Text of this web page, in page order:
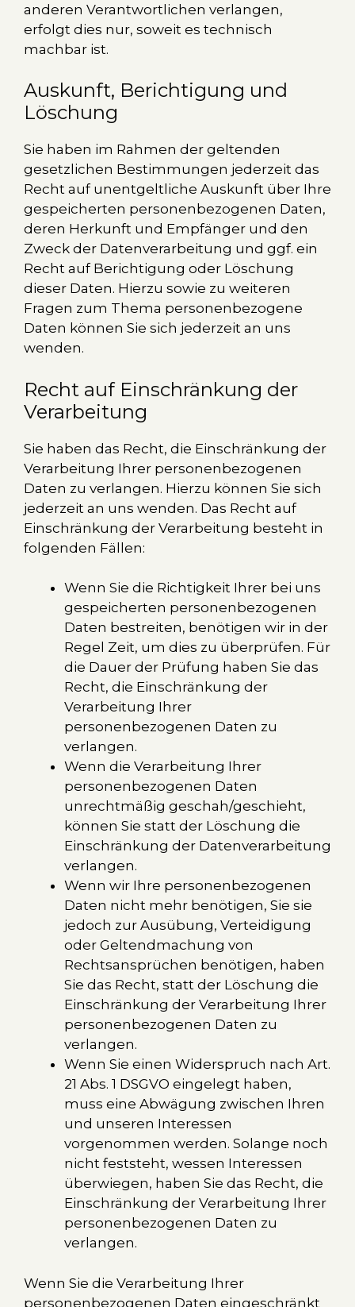
anderen Verantwortlichen verlangen,
erfolgt dies nur, soweit es technisch
machbar ist.
Auskunft, Berichtigung und
Löschung
Sie haben im Rahmen der geltenden
gesetzlichen Bestimmungen jederzeit das
Recht auf unentgeltliche Auskunft über Ihre
gespeicherten personenbezogenen Daten,
deren Herkunft und Empfänger und den
Zweck der Datenverarbeitung und ggf. ein
Recht auf Berichtigung oder Löschung
dieser Daten. Hierzu sowie zu weiteren
Fragen zum Thema personenbezogene
Daten können Sie sich jederzeit an uns
wenden.
Recht auf Einschränkung der
Verarbeitung
Sie haben das Recht, die Einschränkung der
Verarbeitung Ihrer personenbezogenen
Daten zu verlangen. Hierzu können Sie sich
jederzeit an uns wenden. Das Recht auf
Einschränkung der Verarbeitung besteht in
folgenden Fällen:
Wenn Sie die Richtigkeit Ihrer bei uns
gespeicherten personenbezogenen
Daten bestreiten, benötigen wir in der
Regel Zeit, um dies zu überprüfen. Für
die Dauer der Prüfung haben Sie das
Recht, die Einschränkung der
Verarbeitung Ihrer
personenbezogenen Daten zu
verlangen.
Wenn die Verarbeitung Ihrer
personenbezogenen Daten
unrechtmäßig geschah/geschieht,
können Sie statt der Löschung die
Einschränkung der Datenverarbeitung
verlangen.
Wenn wir Ihre personenbezogenen
Daten nicht mehr benötigen, Sie sie
jedoch zur Ausübung, Verteidigung
oder Geltendmachung von
Rechtsansprüchen benötigen, haben
Sie das Recht, statt der Löschung die
Einschränkung der Verarbeitung Ihrer
personenbezogenen Daten zu
verlangen.
Wenn Sie einen Widerspruch nach Art.
21 Abs. 1 DSGVO eingelegt haben,
muss eine Abwägung zwischen Ihren
und unseren Interessen
vorgenommen werden. Solange noch
nicht feststeht, wessen Interessen
überwiegen, haben Sie das Recht, die
Einschränkung der Verarbeitung Ihrer
personenbezogenen Daten zu
verlangen.
Wenn Sie die Verarbeitung Ihrer
personenbezogenen Daten eingeschränkt